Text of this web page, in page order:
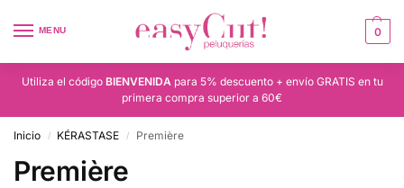
MENU 0
Utiliza el código BIENVENIDApara 5% descuento + envío GRATIS en tu
primera compra superior a 60€
Inicio / KÉRASTASE / Première
Première